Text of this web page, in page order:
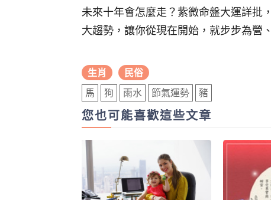
未來十年會怎麼走？紫微命盤大運詳批
大趨勢，讓你從現在開始，就步步為營
生肖 民俗
馬 狗 雨水 節氣運勢 豬
您也可能喜歡這些文章